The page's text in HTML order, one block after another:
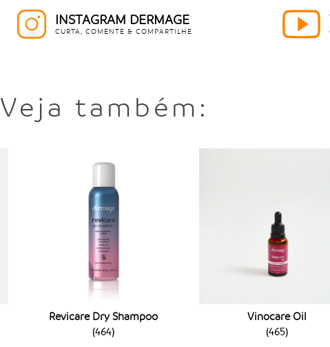
podem existir outros, como a
reconstrução devem ter ativos
saúde e beleza dos fios.
detox, que ajuda na revitalização do
hidratação ou
atenta sobre a base e fórmula
nutritivas, são formuladas com
e óleos. Além disso, costumam ter
dos cabelos, ajudando a reter
Já as reconstrutoras, são
danificados, seja quimicamente
Promovem reposição de massa,
Para quem possui cabelos
reconstrução que priorize a
INSTAGRAM DERMAGE
CURTA, COMENTE & COMPARTILHE
Veja também:
Revicare Dry Shampoo
(464)
Vinocare Oil
(465)